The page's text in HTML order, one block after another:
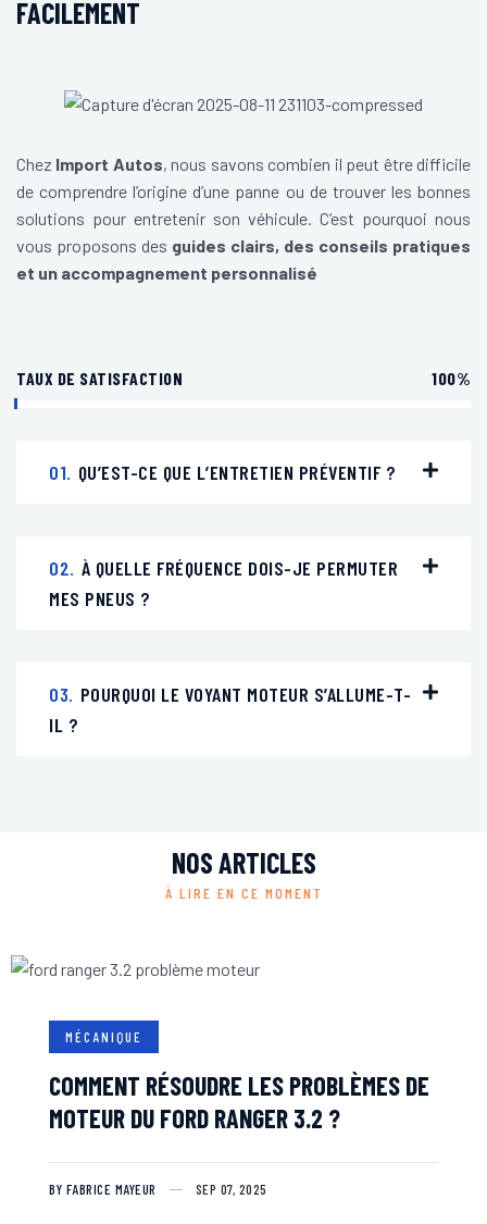
FACILEMENT
Chez Import Autos, nous savons combien il peut être difficile
de comprendre l’origine d’une panne ou de trouver les bonnes
solutions pour entretenir son véhicule. C’est pourquoi nous
vous proposons des guides clairs, des conseils pratiques
et un accompagnement personnalisé
TAUX DE SATISFACTION 100%
01. QU’EST-CE QUE L’ENTRETIEN PRÉVENTIF ?
02. À QUELLE FRÉQUENCE DOIS-JE PERMUTER
MES PNEUS ?
03. POURQUOI LE VOYANT MOTEUR S’ALLUME-T-
IL ?
NOS ARTICLES
À LIRE EN CE MOMENT
MÉCANIQUE
COMMENT RÉSOUDRE LES PROBLÈMES DE
MOTEUR DU FORD RANGER 3.2 ?
BY FABRICE MAYEUR SEP 07, 2025